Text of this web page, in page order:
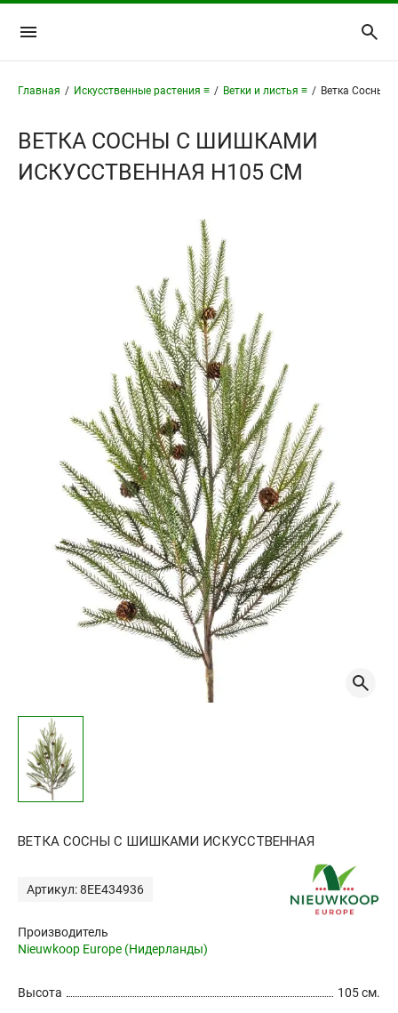
Главная / Искусственные растения ≡ / Ветки и листья ≡ / Ветка Сосны
ВЕТКА СОСНЫ С ШИШКАМИ
ИСКУССТВЕННАЯ H105 СМ
ВЕТКА СОСНЫ С ШИШКАМИ ИСКУССТВЕННАЯ
Артикул: 8EE434936
Производитель
Nieuwkoop Europe (Нидерланды)
105 см.
Высота